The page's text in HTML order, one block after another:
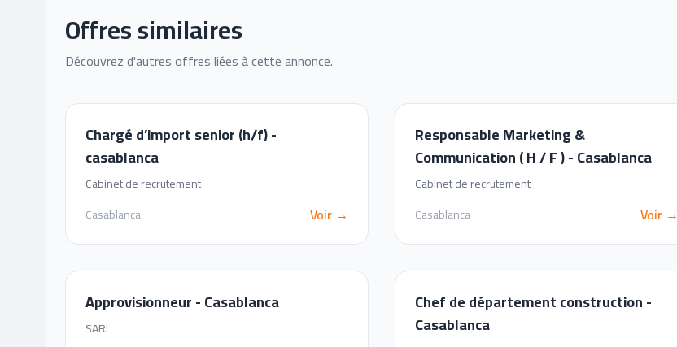
Offres similaires
Découvrez d'autres offres liées à cette annonce.
Chargé d’import senior (h/f) -
casablanca
Cabinet de recrutement
Casablanca
Voir →
Responsable Marketing &
Communication ( H / F ) - Casablanca
Cabinet de recrutement
Casablanca
Voir →
Approvisionneur - Casablanca
SARL
Chef de département construction -
Casablanca